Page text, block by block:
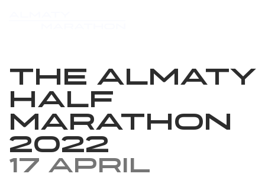
The Almaty
Half
Marathon
2022
17 April